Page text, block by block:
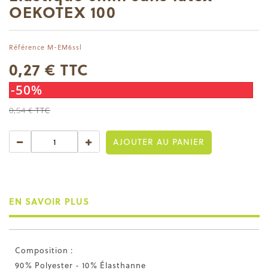
OEKOTEX 100
Référence M-EM6ssl
0,27 € TTC
-50%
0,54 €TTC
AJOUTER AU PANIER
EN SAVOIR PLUS
Composition :
90% Polyester - 10% Élasthanne